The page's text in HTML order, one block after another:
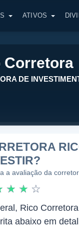
ATIVOS
Corretora
DE
a avaliação da
☆ ☆ ☆
Rico
abaixo em